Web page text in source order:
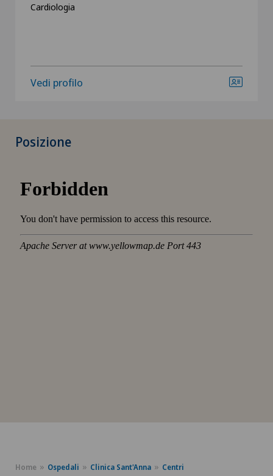
Cardiologia
Vedi profilo
Posizione
Home Ospedali Clinica Sant'Anna
Centri